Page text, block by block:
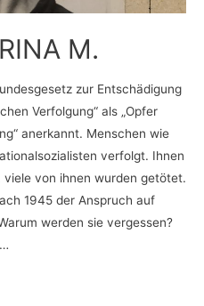
M.
zur Entschädigung
Verfolgung“ als „Opfer
anerkannt. Menschen wie
verfolgt. Ihnen
von ihnen wurden getötet.
1945 der Anspruch auf
werden sie vergessen?